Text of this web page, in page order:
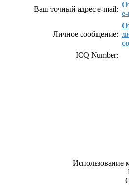
Ваш точный адрес e-mail:
Личное сообщение:
ICQ Number:
Использование